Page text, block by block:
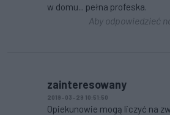
w domu... pełna profeska.
Aby odpowiedzieć
zainteresowany
2019-03-29 10:51:50
Opiekunowie mogą liczyć na